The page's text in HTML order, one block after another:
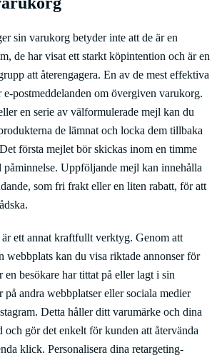
sin varukorg betyder inte att de är en
de har visat ett starkt köpintention och är en
att återengagera. En av de mest effektiva
e-postmeddelanden om övergiven varukorg.
en serie av välformulerade mejl kan du
de lämnat och locka dem tillbaka
första mejlet bör skickas inom en timme
påminnelse. Uppföljande mejl kan innehålla
som fri frakt eller en liten rabatt, för att
ett annat kraftfullt verktyg. Genom att
webbplats kan du visa riktade annonser för
besökare har tittat på eller lagt i sin
på andra webbplatser eller sociala medier
Detta håller ditt varumärke och dina
gör det enkelt för kunden att återvända
klick. Personalisera dina retargeting-